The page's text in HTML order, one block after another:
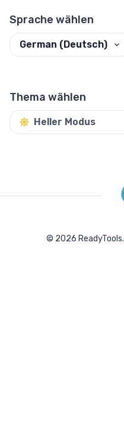
Sprache wählen
German (Deutsch)
Thema wählen
Heller Modus
© 2026 ReadyTools.